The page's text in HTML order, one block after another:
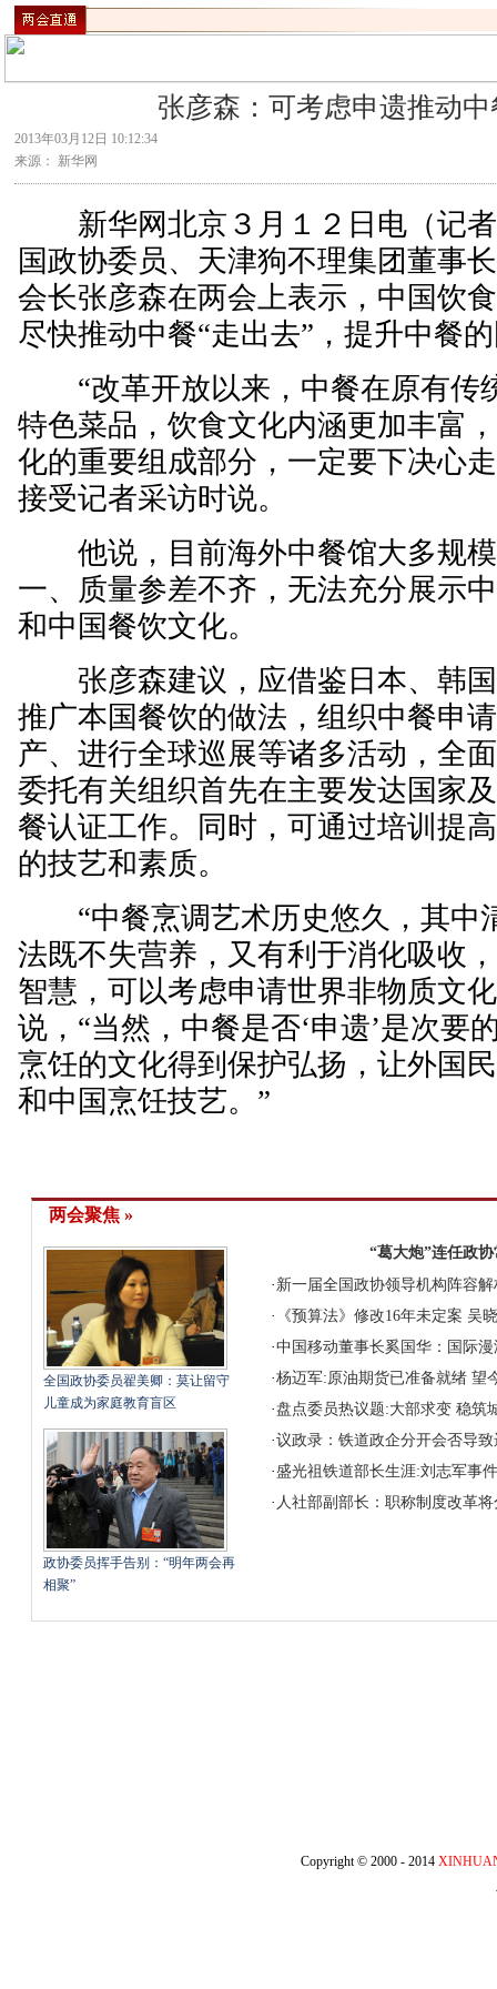
张彦森：可考虑申遗推动中
2013年03月12日 10:12:34
来源： 新华网
新华网北京３月１２日电（记
国政协委员、天津狗不理集团董事
会长张彦森在两会上表示，中国饮
尽快推动中餐“走出去”，提升中餐
“改革开放以来，中餐在原有传
特色菜品，饮食文化内涵更加丰富
化的重要组成部分，一定要下决心
接受记者采访时说。
他说，目前海外中餐馆大多规模
一、质量参差不齐，无法充分展示
和中国餐饮文化。
张彦森建议，应借鉴日本、韩国
推广本国餐饮的做法，组织中餐申
产、进行全球巡展等诸多活动，全
委托有关组织首先在主要发达国家
餐认证工作。同时，可通过培训提
的技艺和素质。
“中餐烹调艺术历史悠久，其中
法既不失营养，又有利于消化吸收
智慧，可以考虑申请世界非物质文
说，“当然，中餐是否‘申遗’是次要
烹饪的文化得到保护弘扬，让外国
和中国烹饪技艺。”
两会聚焦 »
全国政协委员翟美卿：莫让留守
儿童成为家庭教育盲区
政协委员挥手告别：“明年两会再
相聚”
“葛大炮”连任政
· 新一届全国政协领导机构阵容解
·
《预算法》修改16年未定案 吴
·中国移动董事长奚国华：国际
·杨迈军:原油期货已准备就绪 望
·盘点委员热议题:大部求变 稳筑
·议政录：铁道政企分开会否导
·盛光祖铁道部长生涯:刘志军事
· 人社部副部长：职称制度改革
Copyright © 2000 - 2014